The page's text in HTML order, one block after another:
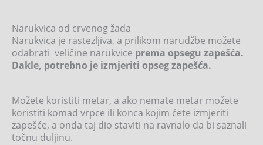
Narukvica od crvenog žada
Narukvica je rastezljiva, a prilikom narudžbe možete
odabrati veličine narukvice prema opsegu zapešća.
Dakle, potrebno je izmjeriti opseg zapešća.
Možete koristiti metar, a ako nemate metar možete
koristiti komad vrpce ili konca kojim ćete izmjeriti
zapešće, a onda taj dio staviti na ravnalo da bi saznali
točnu duljinu.